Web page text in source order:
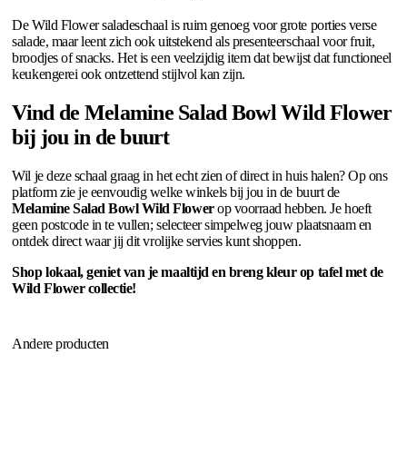
De Wild Flower saladeschaal is ruim genoeg voor grote porties verse
salade, maar leent zich ook uitstekend als presenteerschaal voor fruit,
broodjes of snacks. Het is een veelzijdig item dat bewijst dat functioneel
keukengerei ook ontzettend stijlvol kan zijn.
Vind de Melamine Salad Bowl Wild Flower
bij jou in de buurt
Wil je deze schaal graag in het echt zien of direct in huis halen? Op ons
platform zie je eenvoudig welke winkels bij jou in de buurt de
Melamine Salad Bowl Wild Flowerop voorraad hebben. Je hoeft
geen postcode in te vullen; selecteer simpelweg jouw plaatsnaam en
ontdek direct waar jij dit vrolijke servies kunt shoppen.
Shop lokaal, geniet van je maaltijd en breng kleur op tafel met de
Wild Flower collectie!
Andere producten